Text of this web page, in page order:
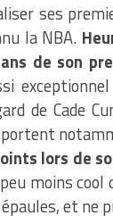
ses
la NBA.
de son
de Cade
lors de
moins cool
et ne